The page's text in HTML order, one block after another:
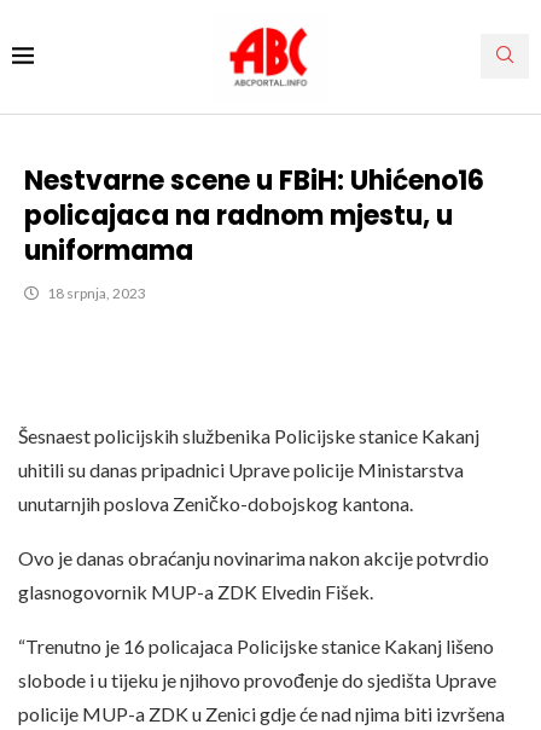
Nestvarne scene u FBiH: Uhićeno16
policajaca na radnom mjestu, u
uniformama
18 srpnja, 2023
Šesnaest policijskih službenika Policijske stanice Kakanj
uhitili su danas pripadnici Uprave policije Ministarstva
unutarnjih poslova Zeničko-dobojskog kantona.
Ovo je danas obraćanju novinarima nakon akcije potvrdio
glasnogovornik MUP-a ZDK Elvedin Fišek.
“Trenutno je 16 policajaca Policijske stanice Kakanj lišeno
slobode i u tijeku je njihovo provođenje do sjedišta Uprave
policije MUP-a ZDK u Zenici gdje će nad njima biti izvršena